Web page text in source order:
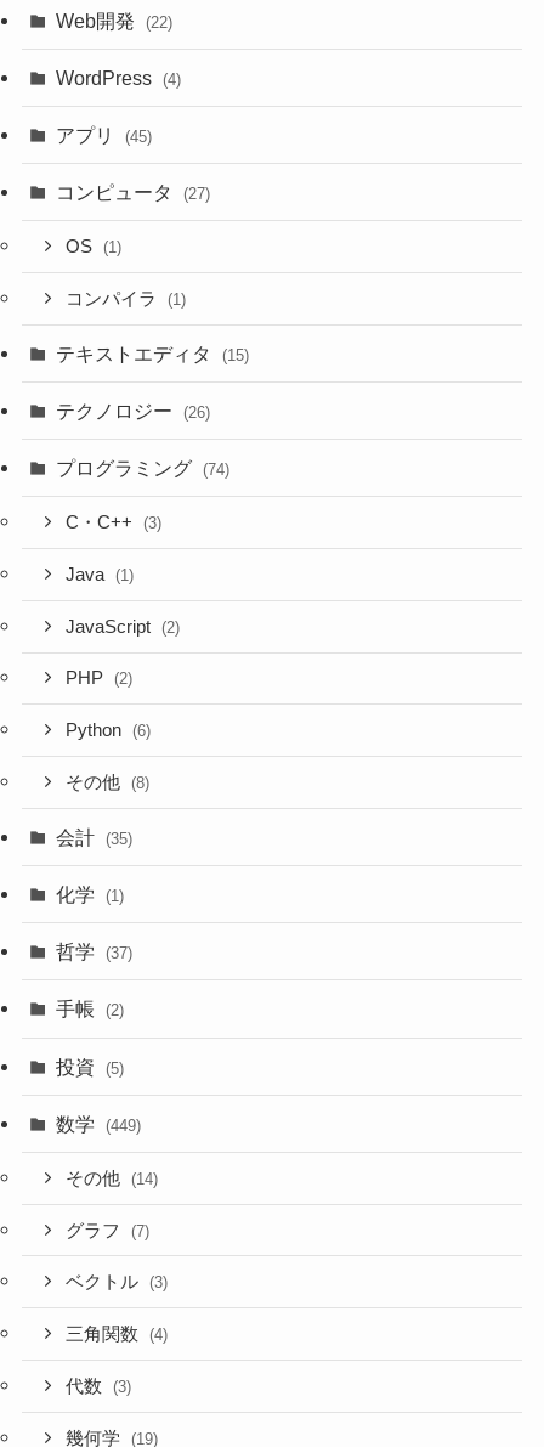
Web開発 (22)
WordPress (4)
アプリ (45)
コンピュータ (27)
OS (1)
コンパイラ (1)
テキストエディタ (15)
テクノロジー (26)
プログラミング (74)
C・C++ (3)
Java (1)
JavaScript (2)
PHP (2)
Python (6)
その他 (8)
会計 (35)
化学 (1)
哲学 (37)
手帳 (2)
投資 (5)
数学 (449)
その他 (14)
グラフ (7)
ベクトル (3)
三角関数 (4)
代数 (3)
幾何学 (19)